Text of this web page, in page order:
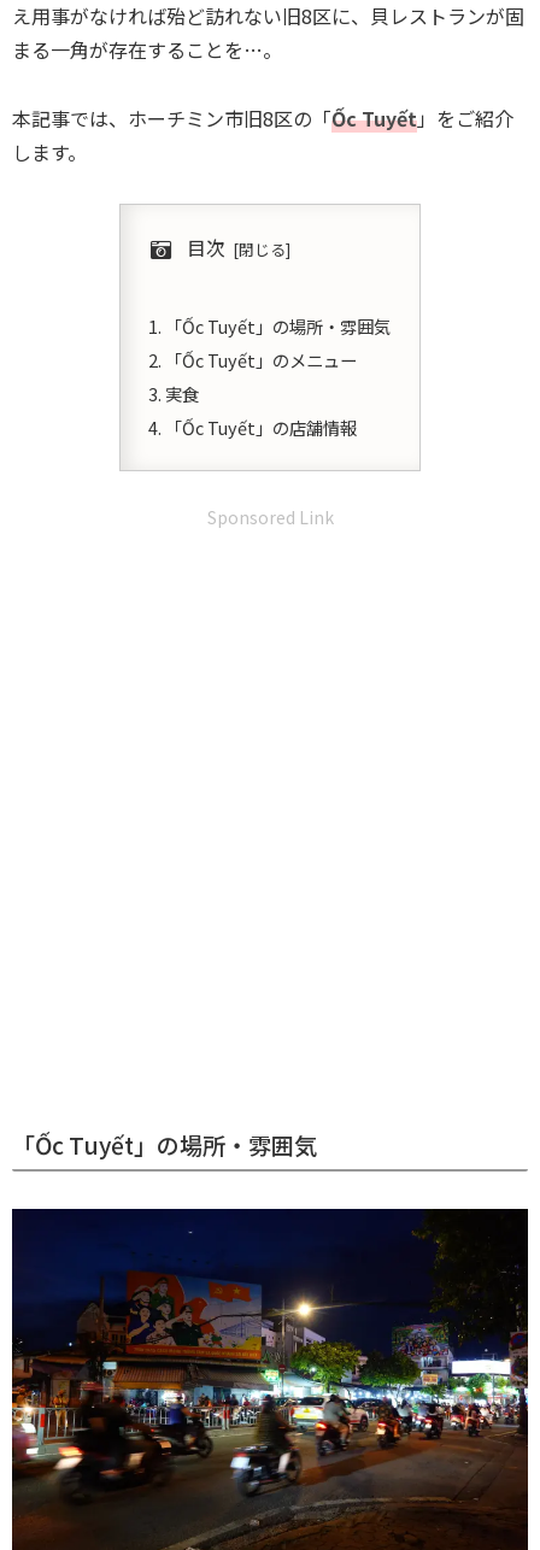
え用事がなければ殆ど訪れない旧8区に、貝レストランが固
まる一角が存在することを…。
本記事では、ホーチミン市旧8区の「Ốc Tuyết」をご紹介
します。
目次
「Ốc Tuyết」の場所・雰囲気
「Ốc Tuyết」のメニュー
実食
「Ốc Tuyết」の店舗情報
Sponsored Link
「Ốc Tuyết」の場所・雰囲気